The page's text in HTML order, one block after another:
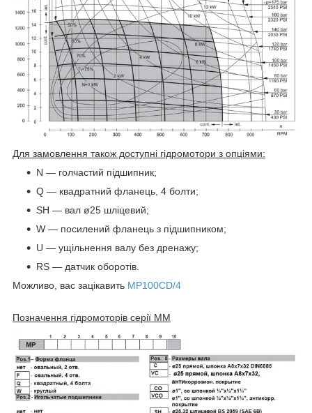
Для замовлення також доступні гідромотори з опціями:
N — голчастий підшипник;
Q — квадратний фланець, 4 болти;
SH — вал ø25 шліцевий;
W — посилений фланець з підшипником;
U — ущільнення валу без дренажу;
RS — датчик оборотів.
Можливо, вас зацікавить MP100CD/4
Позначення гідромоторів серії MM